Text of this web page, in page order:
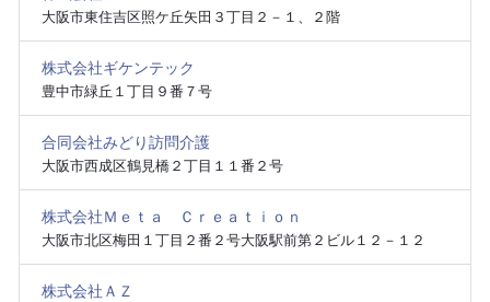
大阪市東住吉区照ケ丘矢田３丁目２－１、２階
株式会社ギケンテック
豊中市緑丘１丁目９番７号
合同会社みどり訪問介護
大阪市西成区鶴見橋２丁目１１番２号
株式会社Ｍｅｔａ Ｃｒｅａｔｉｏｎ
大阪市北区梅田１丁目２番２号大阪駅前第２ビル１２－１２
株式会社ＡＺ